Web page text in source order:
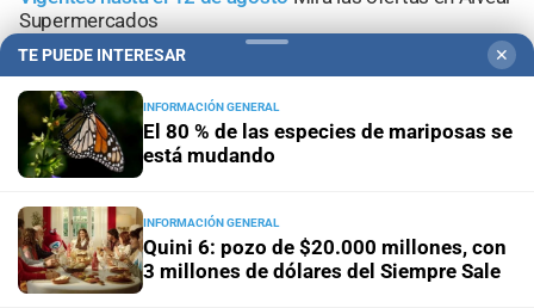
Supermercados
TE PUEDE INTERESAR ✕
INFORMACIÓN GENERAL
El 80 % de las especies de mariposas se
está mudando
INFORMACIÓN GENERAL
Quini 6: pozo de $20.000 millones, con
3 millones de dólares del Siempre Sale